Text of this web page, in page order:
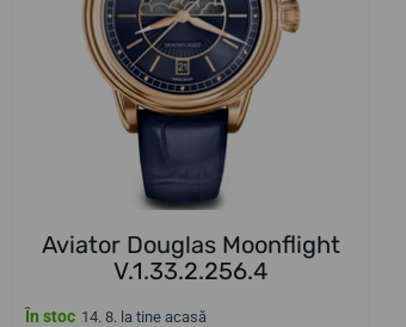
Aviator Douglas Moonflight
V.1.33.2.256.4
În stoc 14. 8. la tine acasă